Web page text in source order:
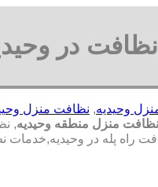
در
وحیدیه, نظافت منزل
منزل منطقه وحیدیه,
راه پله در